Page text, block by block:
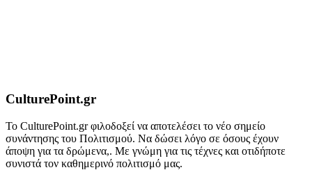
CulturePoint.gr
Το CulturePoint.gr φιλοδοξεί να αποτελέσει το νέο σημείο
συνάντησης του Πολιτισμού. Να δώσει λόγο σε όσους έχουν
άποψη για τα δρώμενα,. Με γνώμη για τις τέχνες και οτιδήποτε
συνιστά τον καθημερινό πολιτισμό μας.